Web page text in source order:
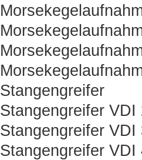
Stangengreifer
Stangengreifer VDI
Stangengreifer VDI
Stangengreifer VDI